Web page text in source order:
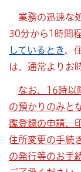
業務の迅速な
30分から1時間
しているとき、
は、通常よりお
なお、16時以
の預かりのみと
鑑登録の申請、
住所変更の手続
の発行等のお手